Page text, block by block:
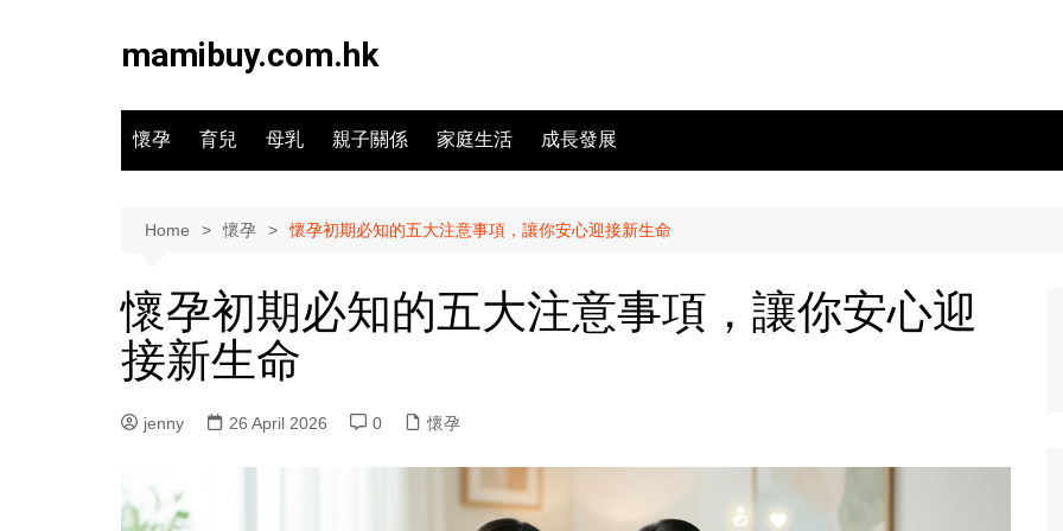
mamibuy.com.hk
懷孕 育兒 母乳 親子關係 家庭生活 成長發展
Home 懷孕 懷孕初期必知的五大注意事項，讓你安心迎接新生命
懷孕初期必知的五大注意事項，讓你安心迎
接新生命
jenny 26 April 2026 0 懷孕